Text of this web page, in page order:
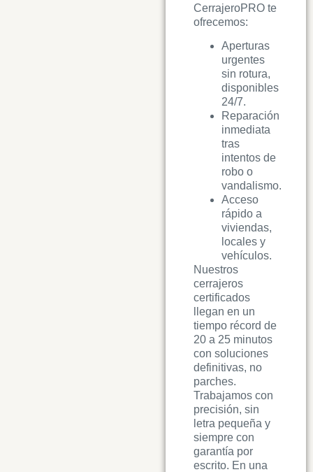
CerrajeroPRO te
ofrecemos:
Aperturas
urgentes
sin rotura,
disponibles
24/7.
Reparación
inmediata
tras
intentos de
robo o
vandalismo.
Acceso
rápido a
viviendas,
locales y
vehículos.
Nuestros
cerrajeros
certificados
llegan en un
tiempo récord de
20 a 25 minutos
con soluciones
definitivas, no
parches.
Trabajamos con
precisión, sin
letra pequeña y
siempre con
garantía por
escrito. En una